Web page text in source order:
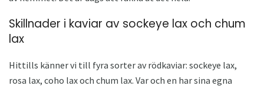
Skillnader i kaviar av sockeye lax och chum
lax
Hittills känner vi till fyra sorter av rödkaviar: sockeye lax,
rosa lax, coho lax och chum lax. Var och en har sina egna